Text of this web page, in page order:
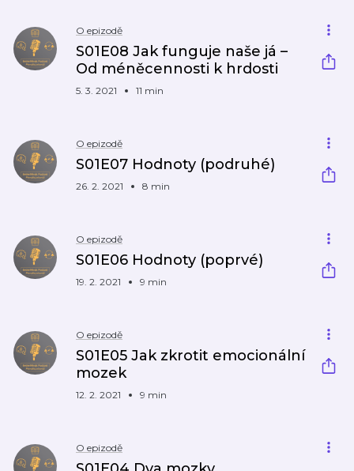
O epizodě
S01E08 Jak funguje naše já –
Od méněcennosti k hrdosti
5. 3. 2021 11 min
O epizodě
S01E07 Hodnoty (podruhé)
26. 2. 2021 8 min
O epizodě
S01E06 Hodnoty (poprvé)
19. 2. 2021 9 min
O epizodě
S01E05 Jak zkrotit emocionální
mozek
12. 2. 2021 9 min
O epizodě